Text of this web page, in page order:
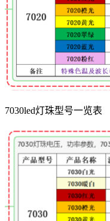
7030led灯珠型号一览表